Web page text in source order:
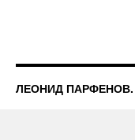
ЛЕОНИД ПАРФЕНОВ.